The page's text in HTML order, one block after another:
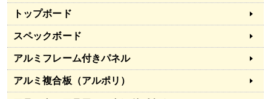
トップボード
スペックボード
アルミフレーム付きパネル
アルミ複合板（アルポリ）